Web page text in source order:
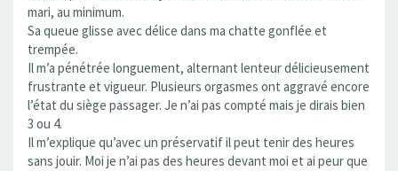
mari, au minimum.
Sa queue glisse avec délice dans ma chatte gonflée et
trempée.
Il m’a pénétrée longuement, alternant lenteur délicieusement
frustrante et vigueur. Plusieurs orgasmes ont aggravé encore
l’état du siège passager. Je n’ai pas compté mais je dirais bien
3 ou 4.
Il m’explique qu’avec un préservatif il peut tenir des heures
sans jouir. Moi je n’ai pas des heures devant moi et ai peur que